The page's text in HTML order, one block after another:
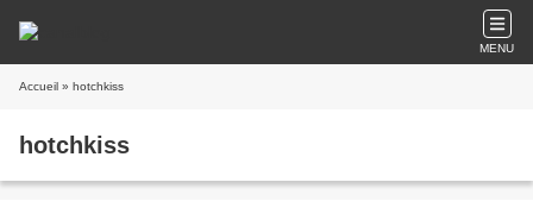
MENU
Accueil » hotchkiss
hotchkiss